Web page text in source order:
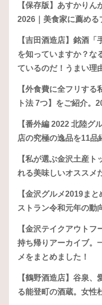
【保存版】あすかり
2026｜美食家に薦め
【吉田酒造店】銘酒
を知っていますか？な
ているのだ！うまい理
【外食費に全フリす
ト法 7つ】をご紹介。
【番外編 2022 北陸グ
店の究極の逸品を11品
【私が選ぶ金沢土産
れる美味しいオススメ
【金沢グルメ2019ま
ストラン令和元年の動
【金沢テイクアウト
持ち帰りアーカイブ。
メをまとめました！
【鶴野酒造店】谷泉
る能登町の酒蔵。女性